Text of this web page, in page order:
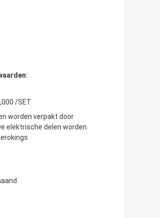
/SET
worden verpakt door
elektrische delen worden